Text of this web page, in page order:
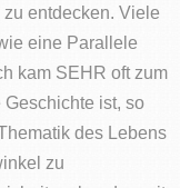
entdecken. Viele
eine Parallele
kam SEHR oft zum
ist, so
des Lebens
zu